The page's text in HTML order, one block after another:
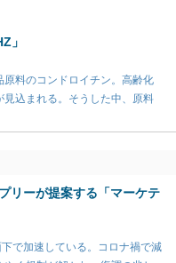
」
料のコンドロイチン。高齢化
込まれる。そうした中、原料
リーが提案する「マーケテ
で加速している。コロナ禍で減